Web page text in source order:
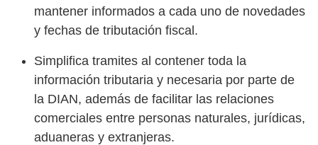
mantener informados a cada uno de novedades
y fechas de tributación fiscal.
Simplifica tramites al contener toda la
información tributaria y necesaria por parte de
la DIAN, además de facilitar las relaciones
comerciales entre personas naturales, jurídicas,
aduaneras y extranjeras.